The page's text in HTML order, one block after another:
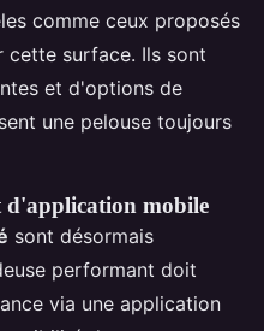
comme ceux proposés
surface. Ils sont
et d'options de
une pelouse toujours
d'application mobile
sont désormais
performant doit
via une application